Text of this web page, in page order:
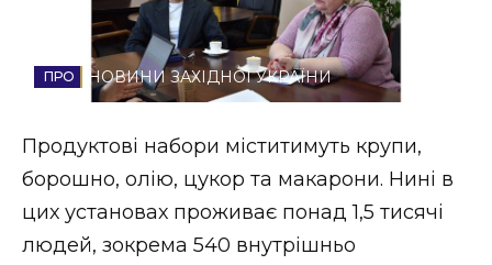
Стиль життя
Втрачений Ужгород
ЗАКАРПАТСЬКІ НОВИНИ
НОВИНИ ЗАХІДНОЇ УКРАЇНИ
Продуктові набори міститимуть крупи,
борошно, олію, цукор та макарони. Нині в
цих установах проживає понад 1,5 тисячі
людей, зокрема 540 внутрішньо